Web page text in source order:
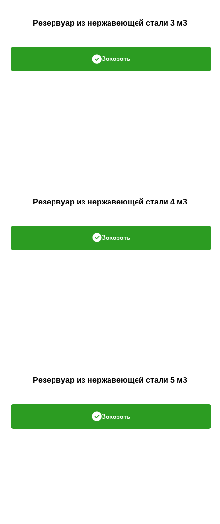
Резервуар из нержавеющей стали 3 м3
Заказать
Резервуар из нержавеющей стали 4 м3
Заказать
Резервуар из нержавеющей стали 5 м3
Заказать